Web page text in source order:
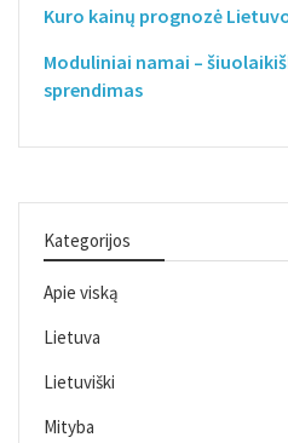
Kuro kainų prognozė
Moduliniai namai –
sprendimas
Kategorijos
Apie viską
Lietuva
Lietuviški
Mityba